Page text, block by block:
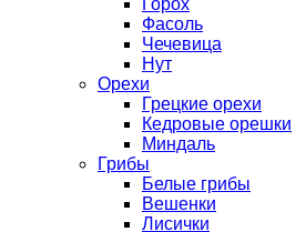
Фасоль
Чечевица
Нут
Орехи
Грецкие орехи
Кедровые орешки
Миндаль
Грибы
Белые грибы
Вешенки
Лисички